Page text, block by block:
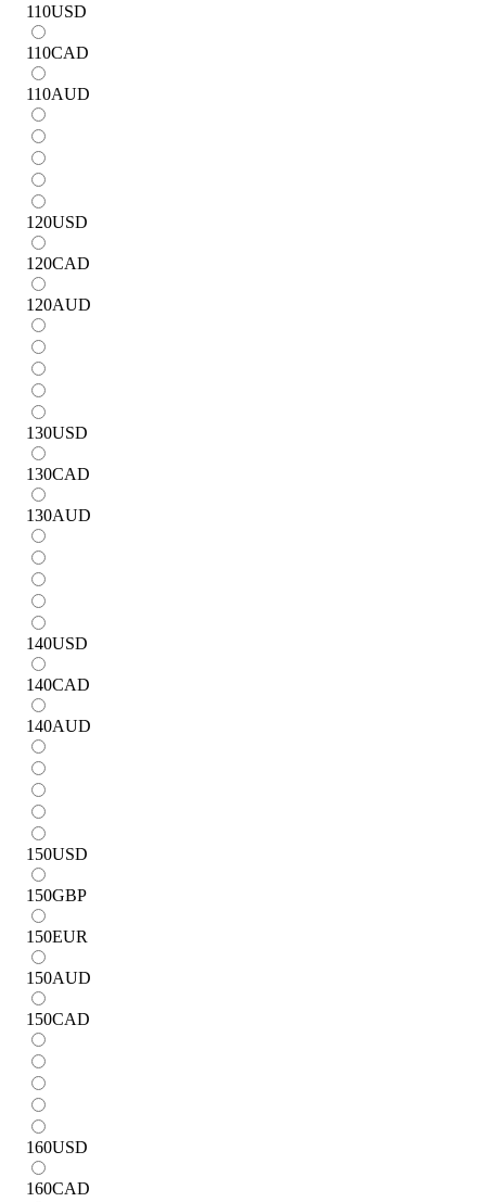
110USD
110CAD
110AUD
120USD
120CAD
120AUD
130USD
130CAD
130AUD
140USD
140CAD
140AUD
150USD
150GBP
150EUR
150AUD
150CAD
160USD
160CAD